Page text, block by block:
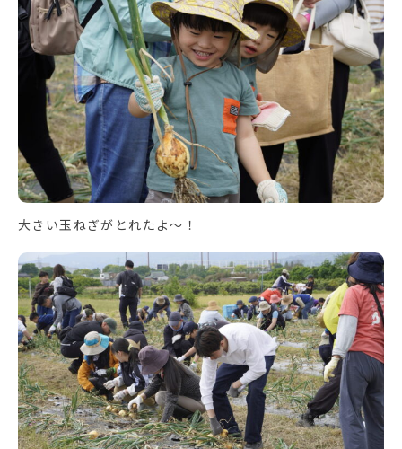
大きい玉ねぎがとれたよ～！